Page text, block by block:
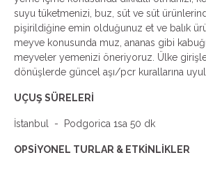
suyu tüketmenizi, buz, süt ve süt
pişirildiğine emin olduğunuz et ve balık
meyve konusunda muz, ananas gibi
meyveler yemenizi öneriyoruz. Ülke
dönüşlerde güncel aşı/pcr kurallarına
UÇUŞ SÜRELERİ
İstanbul - Podgorica 1sa 50 dk
OPSİYONEL TURLAR & ETKİNLİKLER